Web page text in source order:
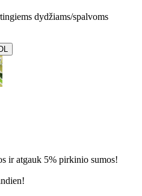
dydžiams/spalvoms
ir atgauk 5% pirkinio sumos!